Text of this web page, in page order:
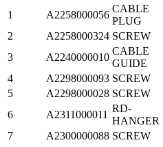
1
A2258000056
CABLE
PLUG
2
A2258000324 SCREW
3
A2240000010
CABLE
GUIDE
4
A2298000093 SCREW
5
A2298000028 SCREW
6
A2311000011
RD-
HANGER
7
A2300000088 SCREW